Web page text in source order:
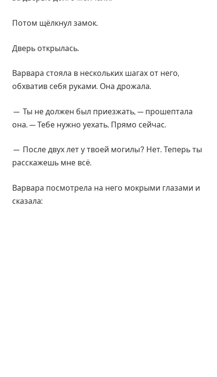
Потом щёлкнул замок.
Дверь открылась.
Варвара стояла в нескольких шагах от него,
обхватив себя руками. Она дрожала.
— Ты не должен был приезжать, — прошептала
она. — Тебе нужно уехать. Прямо сейчас.
— После двух лет у твоей могилы? Нет. Теперь ты
расскажешь мне всё.
Варвара посмотрела на него мокрыми глазами и
сказала: